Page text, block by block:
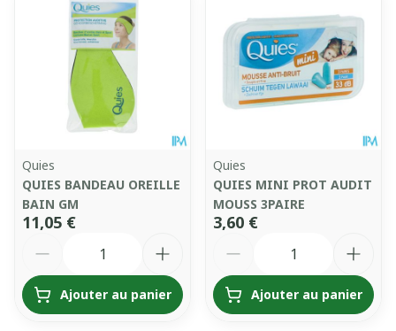
Quies
QUIES BANDEAU OREILLE
BAIN GM
11,05 €
Ajouter au panier
Quies
QUIES MINI PROT AUDIT
MOUSS 3PAIRE
3,60 €
Ajouter au panier